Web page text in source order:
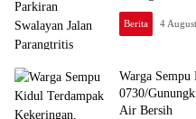
Berita 4
Warga
0730/
Air Bersih